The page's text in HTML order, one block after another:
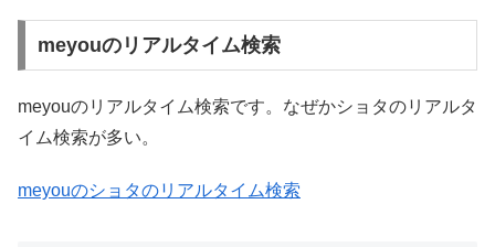
meyouのリアルタイム検索
meyouのリアルタイム検索です。なぜかショタのリアルタ
イム検索が多い。
meyouのショタのリアルタイム検索